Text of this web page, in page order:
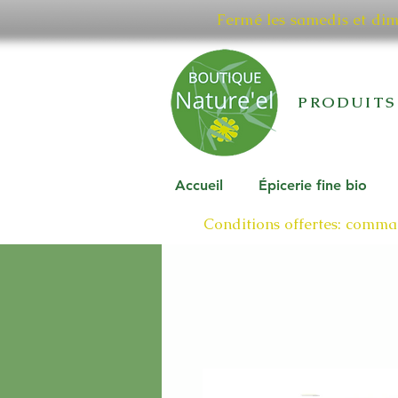
Fermé les samedis et
Accueil Épicerie fine bio
Conditions offertes: